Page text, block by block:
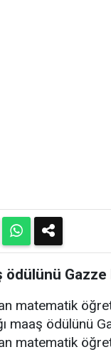
Gazze
matematik
maaş ödülünü
matematik